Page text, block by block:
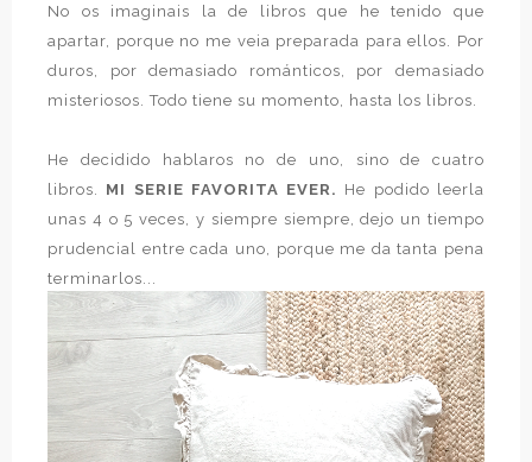
No os imaginais la de libros que he tenido que
apartar, porque no me veia preparada para ellos. Por
duros, por demasiado románticos, por demasiado
misteriosos. Todo tiene su momento, hasta los libros.
He decidido hablaros no de uno, sino de cuatro
libros. MI SERIE FAVORITA EVER. He podido leerla
unas 4 o 5 veces, y siempre siempre, dejo un tiempo
prudencial entre cada uno, porque me da tanta pena
terminarlos...